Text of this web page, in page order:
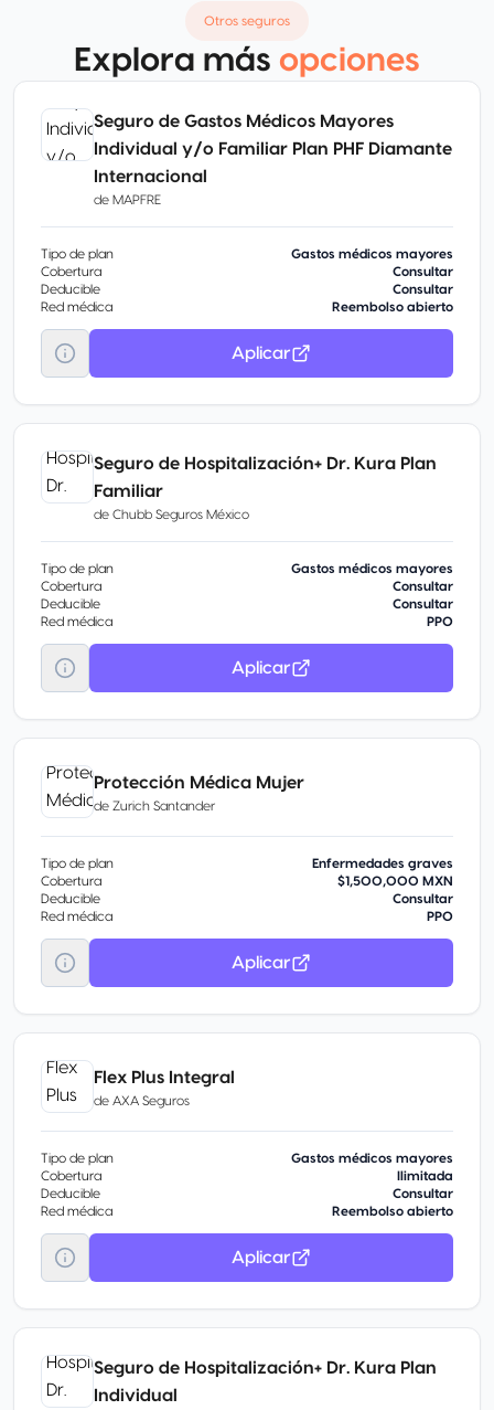
Otros seguros
Explora más opciones
Seguro de Gastos Médicos Mayores
Individual y/o Familiar Plan PHF Diamante
Internacional
de MAPFRE
Tipo de plan
Gastos médicos mayores
Cobertura
Consultar
Deducible
Consultar
Red médica
Reembolso abierto
Aplicar
Seguro de Hospitalización+ Dr. Kura Plan
Familiar
de Chubb Seguros México
Tipo de plan
Gastos médicos mayores
Cobertura
Consultar
Deducible
Consultar
Red médica
PPO
Aplicar
Protección Médica Mujer
de Zurich Santander
Tipo de plan
Enfermedades graves
Cobertura
$1,500,000 MXN
Deducible
Consultar
Red médica
PPO
Aplicar
Flex Plus Integral
de AXA Seguros
Tipo de plan
Gastos médicos mayores
Cobertura
Ilimitada
Deducible
Consultar
Red médica
Reembolso abierto
Aplicar
Seguro de Hospitalización+ Dr. Kura Plan
Individual